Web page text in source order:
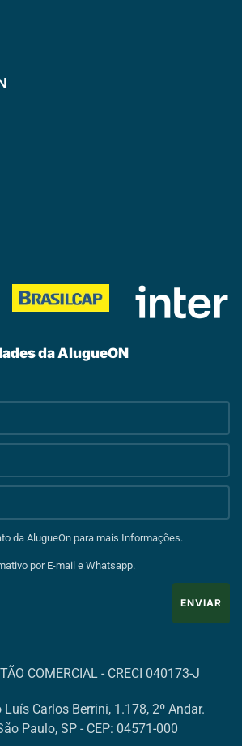
da AlugueON
da AlugueOn para mais Informações.
por E-mail e Whatsapp.
ENVIAR
COMERCIAL - CRECI 040173-J
Luís Carlos Berrini, 1.178, 2º Andar.
Paulo, SP - CEP: 04571-000